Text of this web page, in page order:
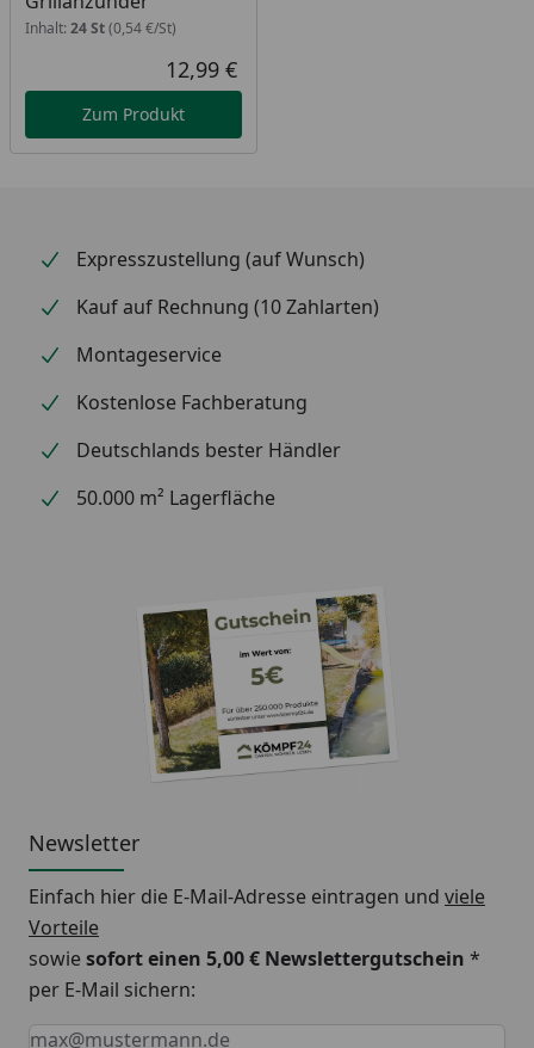
Erzeugen sehr wenig Asche
Inhalt: 24 St(0,54 €/St)
Aktueller Preis
12,99 €
Zum Produkt
Expresszustellung (auf Wunsch)
Kauf auf Rechnung (10 Zahlarten)
Montageservice
Kostenlose Fachberatung
Deutschlands bester Händler
50.000 m² Lagerfläche
Newsletter
Einfach hier die E-Mail-Adresse eintragen und viele
Vorteile
sowiesofort einen 5,00 € Newslettergutschein *
per E-Mail sichern:
Keine Eingabe erforderlich
Eingabe erforderlich
E-Mail *